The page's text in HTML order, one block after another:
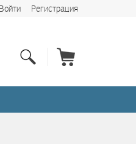
Войти Регистрация